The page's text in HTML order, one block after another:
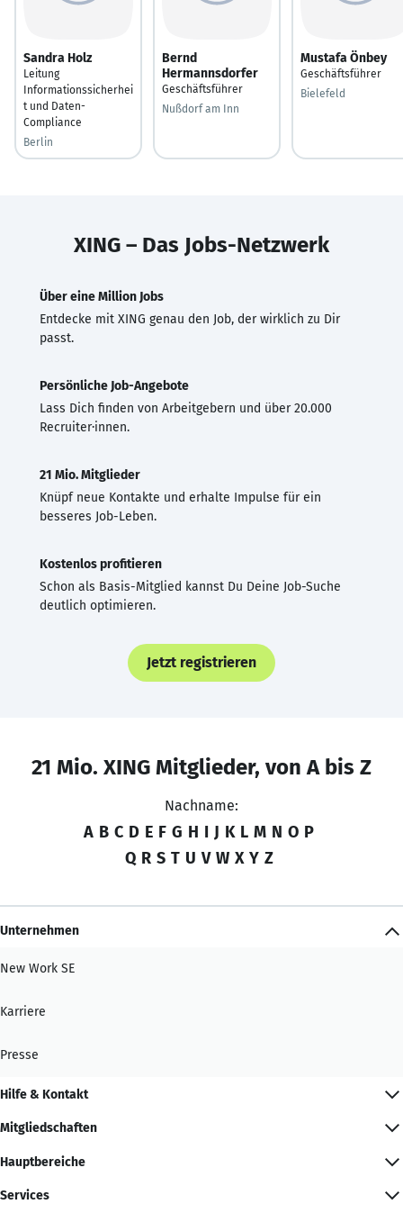
Sandra Holz
Leitung
Informationssicherhei
t und Daten-
Compliance
Berlin
Bernd
Hermannsdorfer
Geschäftsführer
Nußdorf am Inn
Mustafa Önbey
Geschäftsführer
Bielefeld
XING – Das Jobs-Netzwerk
Über eine Million Jobs
Entdecke mit XING genau den Job, der wirklich zu Dir
passt.
Persönliche Job-Angebote
Lass Dich finden von Arbeitgebern und über 20.000
Recruiter·innen.
21 Mio. Mitglieder
Knüpf neue Kontakte und erhalte Impulse für ein
besseres Job-Leben.
Kostenlos profitieren
Schon als Basis-Mitglied kannst Du Deine Job-Suche
deutlich optimieren.
Jetzt registrieren
21 Mio. XING Mitglieder, von A bis Z
Nachname:
A B C D E F G H I J K L M N O P
Q R S T U V W X Y Z
Unternehmen
New Work SE
Karriere
Presse
Hilfe & Kontakt
Mitgliedschaften
Hauptbereiche
Services